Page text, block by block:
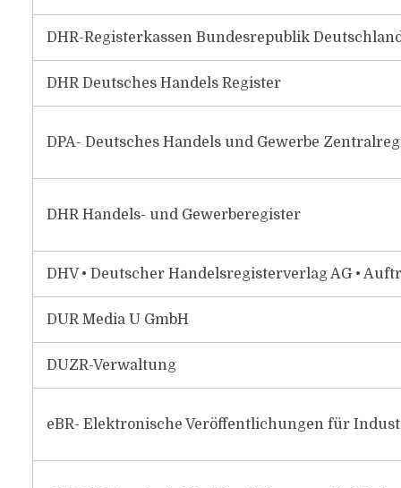
DHR-Registerkassen Bundesrepublik
DHR Deutsches Handels Register
DPA- Deutsches Handels und Gewerbe
DHR Handels- und Gewerberegister
DHV • Deutscher Handelsregisterverlag AG •
DUR Media U GmbH
DUZR-Verwaltung
eBR- Elektronische Veröffentlichungen für